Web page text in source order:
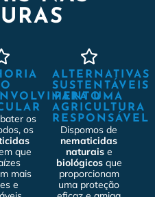
os
os
que
mais
e
ALTERNATIVAS
SUSTENTÁVEIS
PARA UMA
AGRICULTURA
RESPONSÁVEL
Dispomos de
nematicidas
naturais e
biológicos que
proporcionam
uma proteção